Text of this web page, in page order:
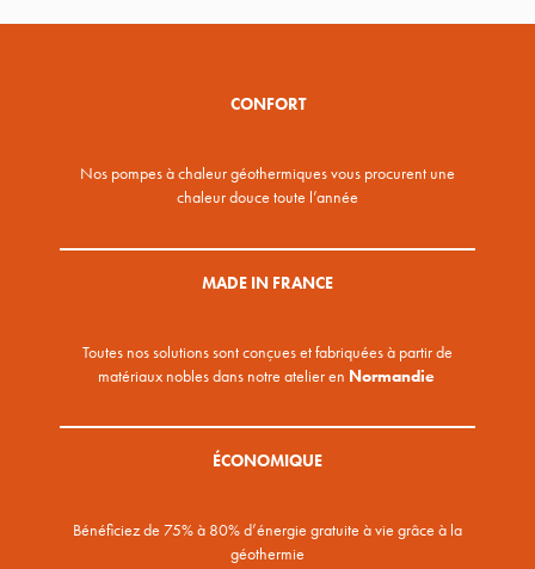
CONFORT
Nos pompes à chaleur géothermiques vous procurent une
chaleur douce toute l’année
MADE IN FRANCE
Toutes nos solutions sont conçues et fabriquées à partir de
matériaux nobles dans notre atelier en Normandie
ÉCONOMIQUE
Bénéficiez de 75% à 80% d’énergie gratuite à vie grâce à la
géothermie